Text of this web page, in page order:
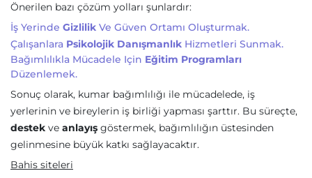
Önerilen bazı çözüm yolları şunlardır:
İş Yerinde Gizlilik Ve Güven Ortamı Oluşturmak.
Çalışanlara Psikolojik Danışmanlık Hizmetleri Sunmak.
Bağımlılıkla Mücadele Için Eğitim Programları
Düzenlemek.
Sonuç olarak, kumar bağımlılığı ile mücadelede, iş
yerlerinin ve bireylerin iş birliği yapması şarttır. Bu süreçte,
destek ve anlayış göstermek, bağımlılığın üstesinden
gelinmesine büyük katkı sağlayacaktır.
Bahis siteleri